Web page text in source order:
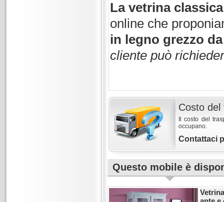
La vetrina classica
online che
in legno grezzo
cliente può
Costo
Il costo del
occupano.
Contattaci
Questo mobile è